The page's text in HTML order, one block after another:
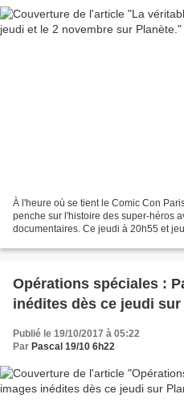
À l'heure où se tient le Comic Con
penche sur l'histoire des super-héros
documentaires. Ce jeudi à 20h55 et
Opérations spéciales :
inédites dès ce jeudi sur
Publié le 19/10/2017 à 05:22
Par Pascal 19/10 6h22